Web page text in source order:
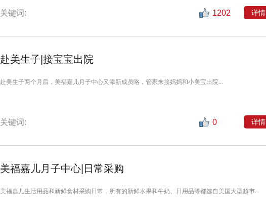
关键词: 1202 详情
赴美生子|接宝宝出院
赴美生子两个月后，美福嘉儿月子中心又添新成员咯，管家来接妈妈和小美宝出院...
关键词: 0 详情
美福嘉儿月子中心|日常采购
美福嘉儿生活用品和新鲜食材采购日常，所有的新鲜水果和牛奶、日用品等都选自美国大型超市...